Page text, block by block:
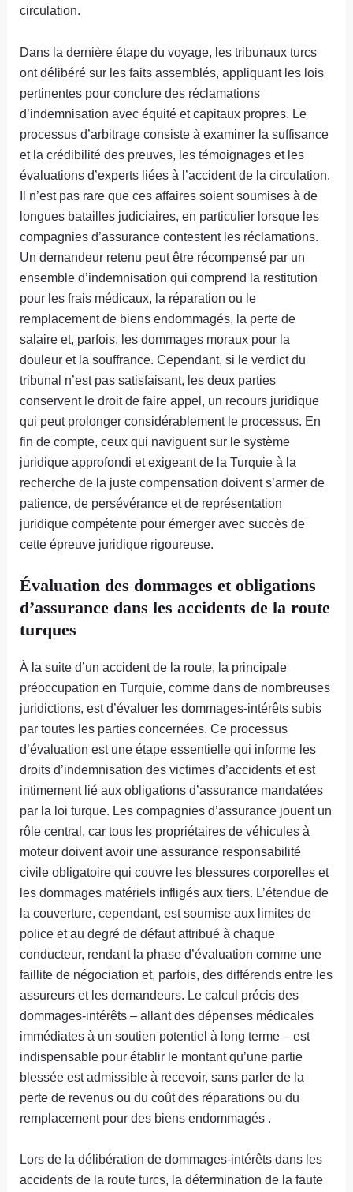
circulation.
Dans la dernière étape du voyage, les tribunaux turcs
ont délibéré sur les faits assemblés, appliquant les lois
pertinentes pour conclure des réclamations
d’indemnisation avec équité et capitaux propres. Le
processus d’arbitrage consiste à examiner la suffisance
et la crédibilité des preuves, les témoignages et les
évaluations d’experts liées à l’accident de la circulation.
Il n’est pas rare que ces affaires soient soumises à de
longues batailles judiciaires, en particulier lorsque les
compagnies d’assurance contestent les réclamations.
Un demandeur retenu peut être récompensé par un
ensemble d’indemnisation qui comprend la restitution
pour les frais médicaux, la réparation ou le
remplacement de biens endommagés, la perte de
salaire et, parfois, les dommages moraux pour la
douleur et la souffrance. Cependant, si le verdict du
tribunal n’est pas satisfaisant, les deux parties
conservent le droit de faire appel, un recours juridique
qui peut prolonger considérablement le processus. En
fin de compte, ceux qui naviguent sur le système
juridique approfondi et exigeant de la Turquie à la
recherche de la juste compensation doivent s’armer de
patience, de persévérance et de représentation
juridique compétente pour émerger avec succès de
cette épreuve juridique rigoureuse.
Évaluation des dommages et obligations
d’assurance dans les accidents de la route
turques
À la suite d’un accident de la route, la principale
préoccupation en Turquie, comme dans de nombreuses
juridictions, est d’évaluer les dommages-intérêts subis
par toutes les parties concernées. Ce processus
d’évaluation est une étape essentielle qui informe les
droits d’indemnisation des victimes d’accidents et est
intimement lié aux obligations d’assurance mandatées
par la loi turque. Les compagnies d’assurance jouent un
rôle central, car tous les propriétaires de véhicules à
moteur doivent avoir une assurance responsabilité
civile obligatoire qui couvre les blessures corporelles et
les dommages matériels infligés aux tiers. L’étendue de
la couverture, cependant, est soumise aux limites de
police et au degré de défaut attribué à chaque
conducteur, rendant la phase d’évaluation comme une
faillite de négociation et, parfois, des différends entre les
assureurs et les demandeurs. Le calcul précis des
dommages-intérêts – allant des dépenses médicales
immédiates à un soutien potentiel à long terme – est
indispensable pour établir le montant qu’une partie
blessée est admissible à recevoir, sans parler de la
perte de revenus ou du coût des réparations ou du
remplacement pour des biens endommagés .
Lors de la délibération de dommages-intérêts dans les
accidents de la route turcs, la détermination de la faute